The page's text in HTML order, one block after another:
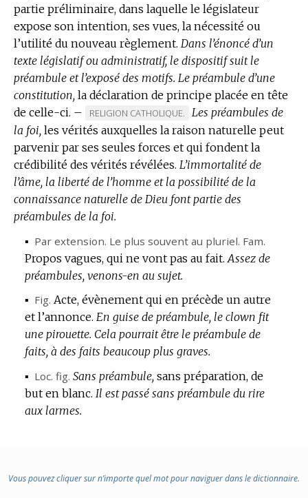
DOMAINE
:
partie préliminaire, dans laquelle le législateur
expose son intention, ses vues, la nécessité ou
l’utilité du nouveau règlement. Dans l’énoncé d’un
texte législatif ou administratif, le dispositif suit le
préambule et l’exposé des motifs. Le préambule d’une
constitution, la déclaration de principe placée en tête
de celle-ci. –
MARQUE
DE
DOMAINE
:
RELIGION CATHOLIQUE.
Les préambules de
la foi, les vérités auxquelles la raison naturelle peut
parvenir par ses seules forces et qui fondent la
crédibilité des vérités révélées. L’immortalité de
l’âme, la liberté de l’homme et la possibilité de la
connaissance naturelle de Dieu font partie des
préambules de la foi.
▪ Par extension. Le plus souvent au pluriel. Fam.
Propos vagues, qui ne vont pas au fait. Assez de
préambules, venons-en au sujet.
▪ Fig. Acte, évènement qui en précède un autre
et l’annonce. En guise de préambule, le clown fit
une pirouette. Cela pourrait être le préambule de
faits, à des faits beaucoup plus graves.
▪ Loc. fig. Sans préambule, sans préparation, de
but en blanc. Il est passé sans préambule du rire
aux larmes.
Vous pouvez cliquer sur n’importe quel mot pour naviguer dans le dictionnaire.